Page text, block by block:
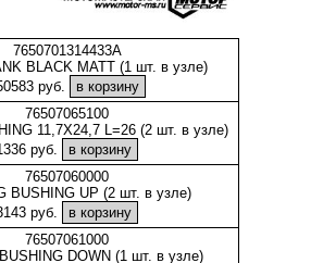
7650701314433A
BLACK MATT (1 шт. в узле)
руб.
76507065100
11,7X24,7 L=26 (2 шт. в узле)
руб.
76507060000
BUSHING UP (2 шт. в узле)
руб.
76507061000
DOWN (1 шт. в узле)